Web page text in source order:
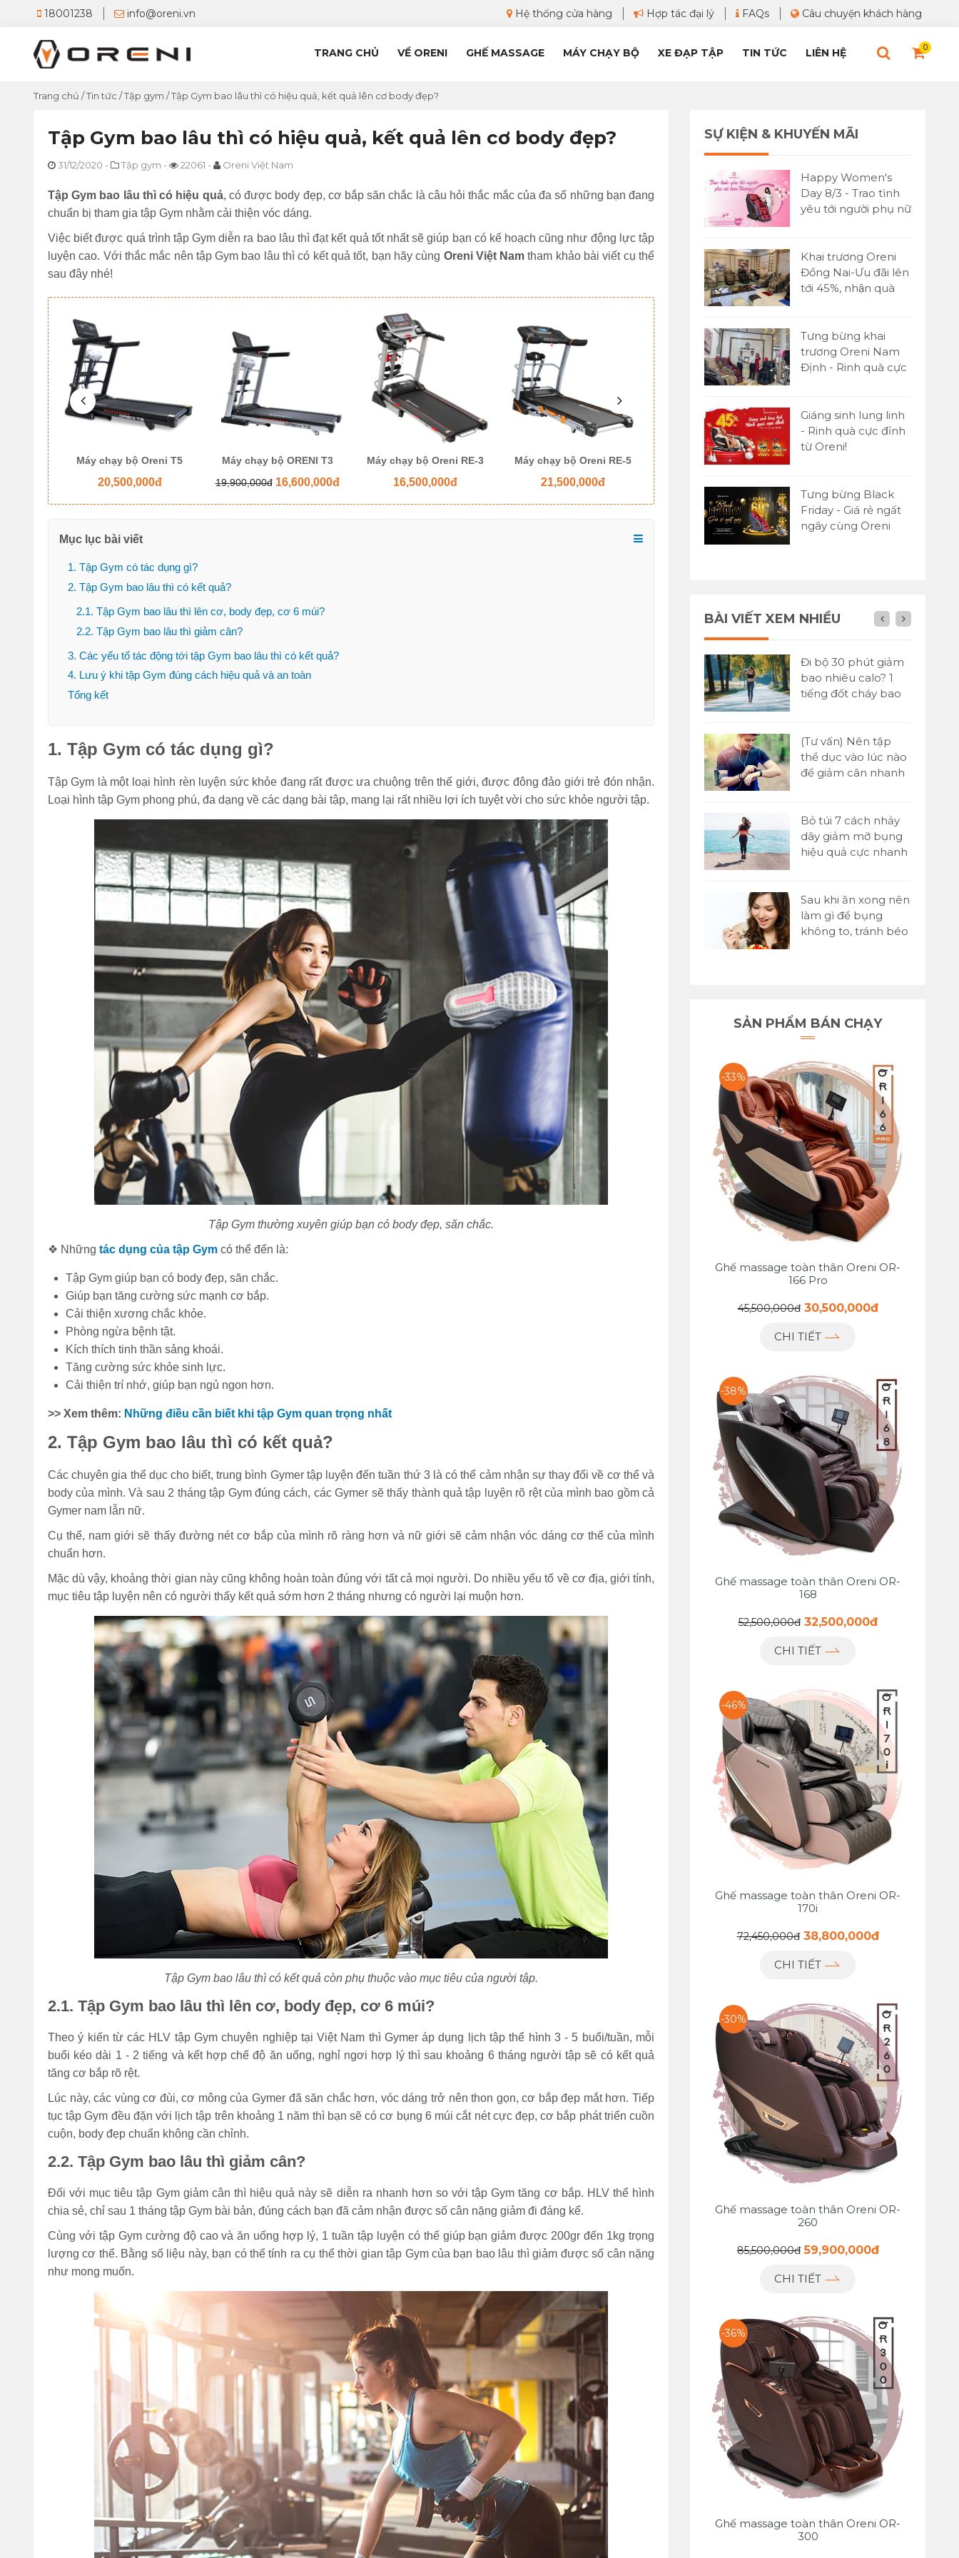
18001238 info@oreni.vn Hệ thống cửa hàng Hợp tác đại lý FAQs Câu chuyện khách hàng
0
TRANG CHỦ VỀ ORENI GHẾ MASSAGE MÁY CHẠY BỘ XE ĐẠP TẬP TIN TỨC LIÊN HỆ
Trang chủ /Tin tức /Tập gym /Tập Gym bao lâu thì có hiệu quả, kết quả lên cơ body đẹp?
Tập Gym bao lâu thì có hiệu quả, kết quả lên cơ body đẹp?
31/12/2020 - Tập gym - 22061 - Oreni Việt Nam
Tập Gym bao lâu thì có hiệu quả, có được body đẹp, cơ bắp săn chắc là câu hỏi thắc mắc của đa số những bạn đang
chuẩn bị tham gia tập Gym nhằm cải thiện vóc dáng.
Việc biết được quá trình tập Gym diễn ra bao lâu thì đạt kết quả tốt nhất sẽ giúp bạn có kế hoạch cũng như động lực tập
luyện cao. Với thắc mắc nên tập Gym bao lâu thì có kết quả tốt, bạn hãy cùng Oreni Việt Nam tham khảo bài viết cụ thể
sau đây nhé!
Máy chạy bộ Oreni T5
20,500,000đ
Máy chạy bộ ORENI T3
19,900,000đ 16,600,000đ
Máy chạy bộ Oreni RE-3
16,500,000đ
Máy chạy bộ Oreni RE-5
21,500,000đ
Máy chạy bộ Oreni RE-6
Mục lục bài viết
1. Tập Gym có tác dụng gì?
2. Tập Gym bao lâu thì có kết quả?
2.1. Tập Gym bao lâu thì lên cơ, body đẹp, cơ 6 múi?
2.2. Tập Gym bao lâu thì giảm cân?
3. Các yếu tố tác động tới tập Gym bao lâu thì có kết quả?
4. Lưu ý khi tập Gym đúng cách hiệu quả và an toàn
Tổng kết
1. Tập Gym có tác dụng gì?
Tập Gym là một loại hình rèn luyện sức khỏe đang rất được ưa chuộng trên thế giới, được đông đảo giới trẻ đón nhận.
Loại hình tập Gym phong phú, đa dạng về các dạng bài tập, mang lại rất nhiều lợi ích tuyệt vời cho sức khỏe người tập.
Tập Gym thường xuyên giúp bạn có body đẹp, săn chắc.
❖ Những tác dụng của tập Gym có thể đến là:
Tập Gym giúp bạn có body đẹp, săn chắc.
Giúp bạn tăng cường sức mạnh cơ bắp.
Cải thiện xương chắc khỏe.
Phòng ngừa bệnh tật.
Kích thích tinh thần sảng khoái.
Tăng cường sức khỏe sinh lực.
Cải thiện trí nhớ, giúp bạn ngủ ngon hơn.
>> Xem thêm: Những điều cần biết khi tập Gym quan trọng nhất
2. Tập Gym bao lâu thì có kết quả?
Các chuyên gia thể dục cho biết, trung bình Gymer tập luyện đến tuần thứ 3 là có thể cảm nhận sự thay đổi về cơ thể và
body của mình. Và sau 2 tháng tập Gym đúng cách, các Gymer sẽ thấy thành quả tập luyện rõ rệt của mình bao gồm cả
Gymer nam lẫn nữ.
Cụ thể, nam giới sẽ thấy đường nét cơ bắp của mình rõ ràng hơn và nữ giới sẽ cảm nhận vóc dáng cơ thể của mình
chuẩn hơn.
Mặc dù vậy, khoảng thời gian này cũng không hoàn toàn đúng với tất cả mọi người. Do nhiều yếu tố về cơ địa, giới tính,
mục tiêu tập luyện nên có người thấy kết quả sớm hơn 2 tháng nhưng có người lại muộn hơn.
Tập Gym bao lâu thì có kết quả còn phụ thuộc vào mục tiêu của người tập.
2.1. Tập Gym bao lâu thì lên cơ, body đẹp, cơ 6 múi?
Theo ý kiến từ các HLV tập Gym chuyên nghiệp tại Việt Nam thì Gymer áp dụng lịch tập thể hình 3 - 5 buổi/tuần, mỗi
buổi kéo dài 1 - 2 tiếng và kết hợp chế độ ăn uống, nghỉ ngơi hợp lý thì sau khoảng 6 tháng người tập sẽ có kết quả
tăng cơ bắp rõ rệt.
Lúc này, các vùng cơ đùi, cơ mông của Gymer đã săn chắc hơn, vóc dáng trở nên thon gọn, cơ bắp đẹp mắt hơn. Tiếp
tục tập Gym đều đặn với lịch tập trên khoảng 1 năm thì bạn sẽ có cơ bụng 6 múi cắt nét cực đẹp, cơ bắp phát triển cuồn
cuộn, body đẹp chuẩn không cần chỉnh.
2.2. Tập Gym bao lâu thì giảm cân?
Đối với mục tiêu tập Gym giảm cân thì hiệu quả này sẽ diễn ra nhanh hơn so với tập Gym tăng cơ bắp. HLV thể hình
chia sẻ, chỉ sau 1 tháng tập Gym bài bản, đúng cách bạn đã cảm nhận được số cân nặng giảm đi đáng kể.
Cùng với tập Gym cường độ cao và ăn uống hợp lý, 1 tuần tập luyện có thể giúp bạn giảm được 200gr đến 1kg trọng
lượng cơ thể. Bằng số liệu này, bạn có thể tính ra cụ thể thời gian tập Gym của bạn bao lâu thì giảm được số cân nặng
như mong muốn.
SỰ KIỆN & KHUYẾN MÃI
Happy Women's
Day 8/3 - Trao tình
yêu tới người phụ nữ
Khai trương Oreni
Đồng Nai-Ưu đãi lên
tới 45%, nhận quà
Tưng bừng khai
trương Oreni Nam
Định - Rinh quà cực
Giáng sinh lung linh
- Rinh quà cực đỉnh
từ Oreni!
Tưng bừng Black
Friday - Giá rẻ ngất
ngây cùng Oreni
BÀI VIẾT XEM NHIỀU
Đi bộ 30 phút giảm
bao nhiêu calo? 1
(Tư vấn) Nên tập
thể dục vào lúc nào
nhất?
Bỏ túi 7 cách nhảy
hiệu quả cực nhanh
tại nhà
Sau khi ăn xong nên
làm gì để bụng
không to, tránh béo
bụng?
cách chi tiết
Bỏ túi 8+ bài tập eo
nhanh nhất cực đơn
10 lợi ích của việc
chơi thể thao
thường xuyên với
Nhảy dây 1000 cái
giảm bao nhiêu
calo? Có giảm cân
không?
Chạy tiếp sức là gì?
Kỹ thuật chạy tiếp
sức 4x100m trong
thi đấu
Đi bộ 30 phút giảm
bao nhiêu calo? 1
tiếng đốt cháy bao
(Tư vấn) Nên tập
thể dục vào lúc nào
để giảm cân nhanh
Bỏ túi 7 cách nhảy
dây giảm mỡ bụng
hiệu quả cực nhanh
Sau khi ăn xong nên
làm gì để bụng
không to, tránh béo
SẢN PHẨM BÁN CHẠY
-33%
Ghế massage toàn thân Oreni OR-
166 Pro
45,500,000đ 30,500,000đ
CHI TIẾT
-38%
Ghế massage toàn thân Oreni OR-
168
52,500,000đ 32,500,000đ
CHI TIẾT
-46%
Ghế massage toàn thân Oreni OR-
170i
72,450,000đ 38,800,000đ
CHI TIẾT
-30%
Ghế massage toàn thân Oreni OR-
260
85,500,000đ 59,900,000đ
CHI TIẾT
-36%
Ghế massage toàn thân Oreni OR-
300